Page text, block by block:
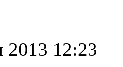
2013 12:23